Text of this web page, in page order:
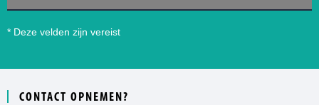
CONTACT OPNEMEN?
* Deze velden zijn vereist